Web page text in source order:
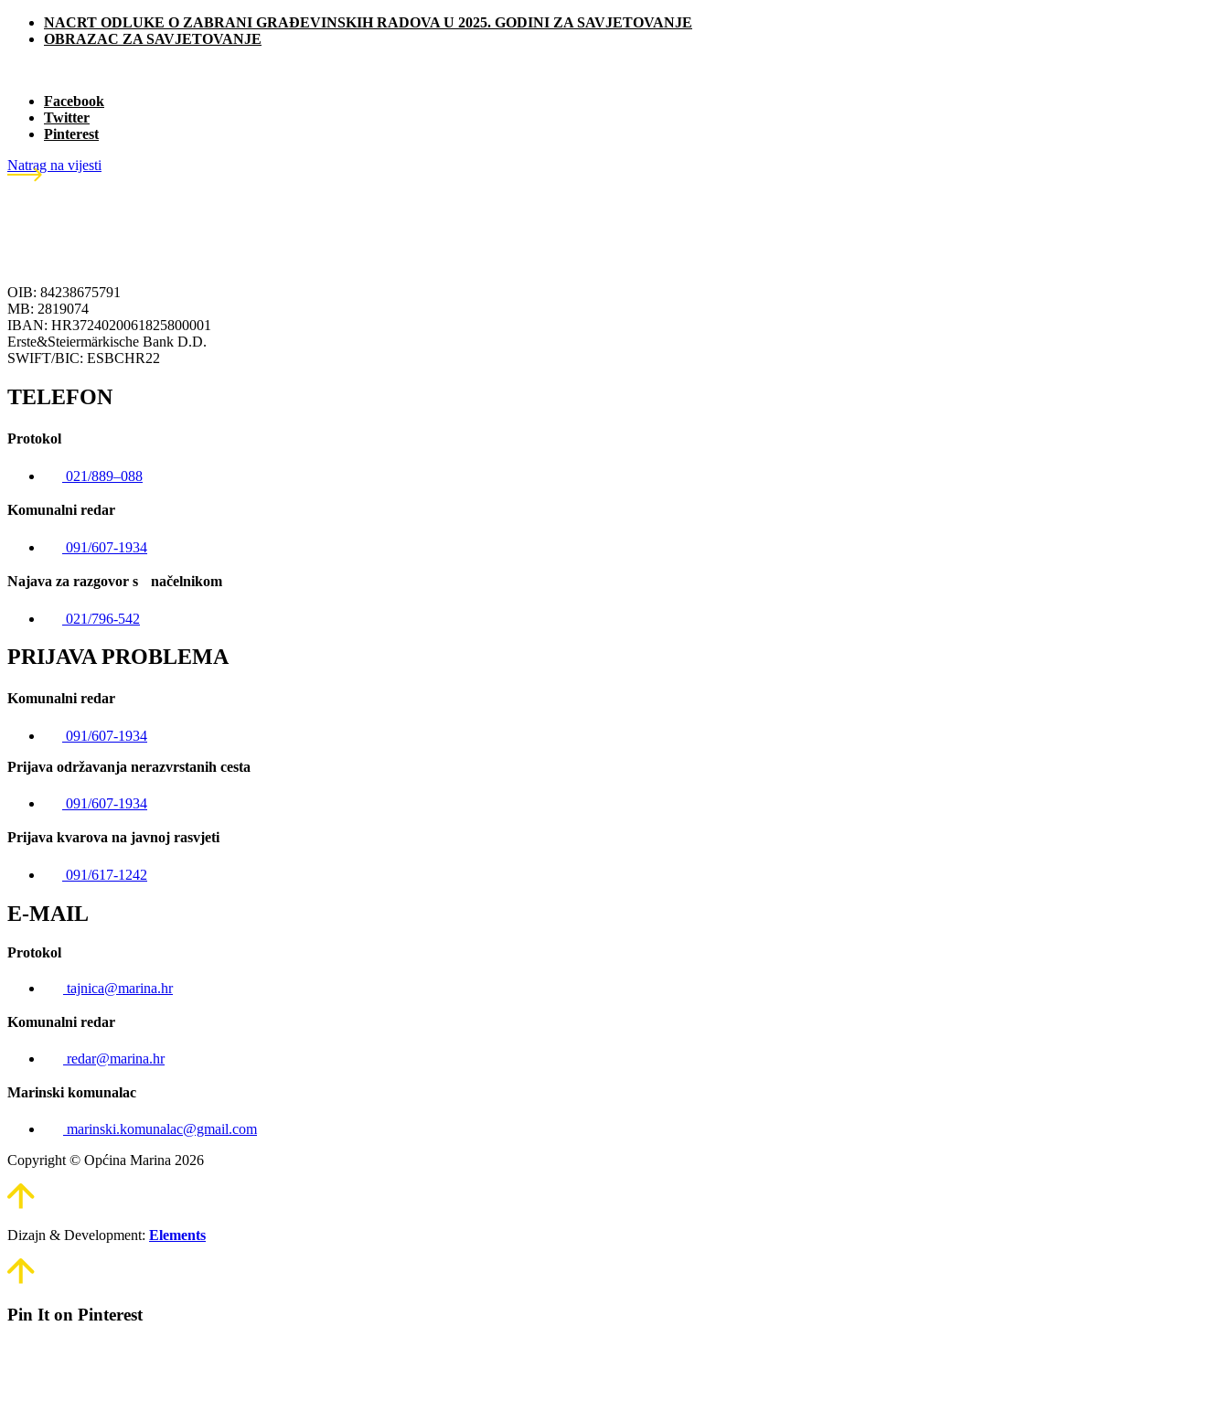
NACRT ODLUKE O ZABRANI GRAĐEVINSKIH RADOVA U 2025. GODINI ZA SAVJETOVANJE
OBRAZAC ZA SAVJETOVANJE
Facebook
Twitter
Pinterest
Natrag na vijesti
OIB: 84238675791
MB: 2819074
IBAN: HR3724020061825800001
Erste&Steiermärkische Bank D.D.
SWIFT/BIC: ESBCHR22
TELEFON
Protokol
021/889–088
Komunalni redar
091/607-1934
Najava za razgovor s načelnikom
021/796-542
PRIJAVA PROBLEMA
Komunalni redar
091/607-1934
Prijava održavanja nerazvrstanih cesta
091/607-1934
Prijava kvarova na javnoj rasvjeti
091/617-1242
E-MAIL
Protokol
tajnica@marina.hr
Komunalni redar
redar@marina.hr
Marinski komunalac
marinski.komunalac@gmail.com
Copyright © Općina Marina 2026
Dizajn & Development: Elements
Pin It on Pinterest